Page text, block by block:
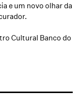
e um novo olhar da
Cultural Banco do